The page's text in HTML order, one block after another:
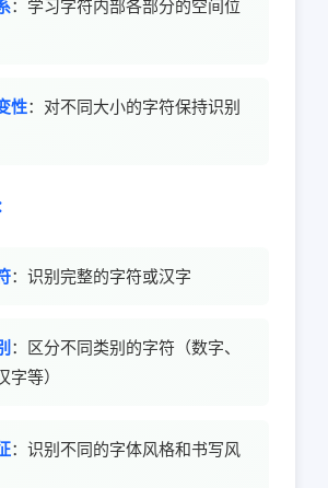
：学习字符内部各部分的空间位
性：对不同大小的字符保持识别
：识别完整的字符或汉字
：区分不同类别的字符（数字、
字等）
：识别不同的字体风格和书写风